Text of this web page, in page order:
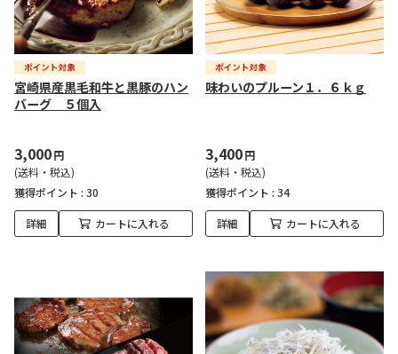
宮崎県産黒毛和牛と黒豚のハン
バーグ ５個入
3,000円
(送料・税込)
獲得ポイント : 30
詳細 カートに入れる
味わいのプルーン１．６ｋｇ
3,400円
(送料・税込)
獲得ポイント : 34
詳細 カートに入れる